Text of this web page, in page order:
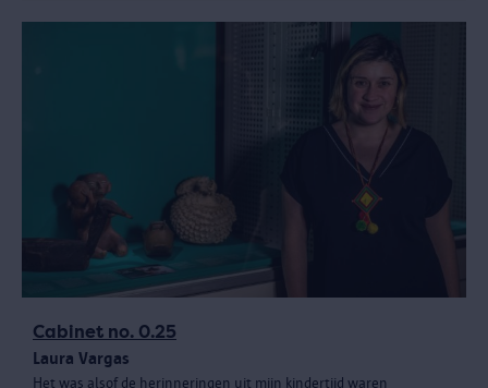
Cabinet no. 0.25
Laura Vargas
Het was alsof de herinneringen uit mijn kindertijd waren